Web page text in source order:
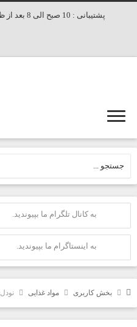
پشتیبانی : 10 صبح الی 8 بعد از ظهر از طریق تلفن 09039576277
به کانال تلگرام ما بپیوندید.
به اینستاگرام ما بپیوندید.
بخش کاربری مواد غذایی نودل Indomie مدل Chicken Curry